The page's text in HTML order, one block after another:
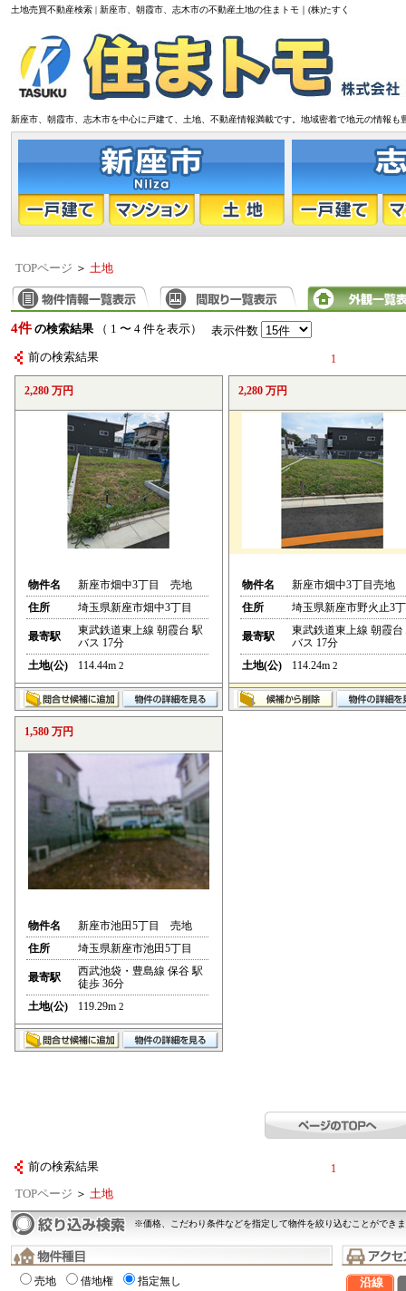
土地売買不動産検索 | 新座市、朝霞市、志木市の不動産土地の住まトモ｜(株)たすく
新座市、朝霞市、志木市を中心に戸建て、土地、不動産情報満載です。地域密着で地元の情報も
TOPページ ＞ 土地
4件 の検索結果 （ 1 〜 4 件を表示） 表示件数
前の検索結果 1
2,280 万円
物件名
新座市畑中3丁目 売地
住所
埼玉県新座市畑中3丁目
最寄駅
東武鉄道東上線 朝霞台 駅
バス 17分
土地(公)
114.44m 2
2,280 万円
物件名
新座市畑中3丁目売地
住所
埼玉県新座市野火止3
最寄駅
東武鉄道東上線 朝霞台
バス 17分
土地(公)
114.24m 2
1,580 万円
物件名
新座市池田5丁目 売地
住所
埼玉県新座市池田5丁目
最寄駅
西武池袋・豊島線 保谷 駅
徒歩 36分
土地(公)
119.29m 2
前の検索結果 1
TOPページ ＞ 土地
※価格、こだわり条件などを指定して物件を絞り込むことができ
売地 借地権 指定無し 沿線